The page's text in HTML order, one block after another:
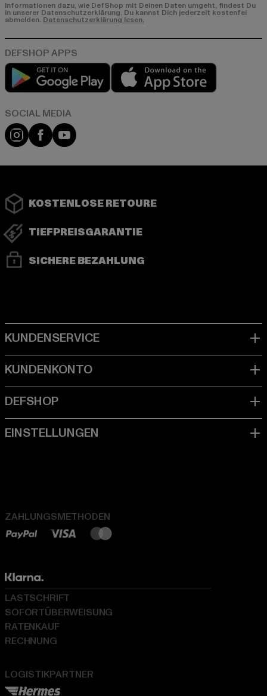
Informationen dazu, wie DefShop mit Deinen Daten umgeht, findest Du
in unserer Datenschutzerklärung. Du kannst Dich jederzeit kostenfei
abmelden. Datenschutzerklärung lesen.
Play market
Instagram
FacebookYouTube
KOSTENLOSE RETOURE
TIEFPREISGARANTIE
SICHERE BEZAHLUNG
ZAHLUNGSMETHODEN
LOGISTIKPARTNER
LASTSCHRIFT
SOFORTÜBERWEISUNG
RATENKAUF
RECHNUNG